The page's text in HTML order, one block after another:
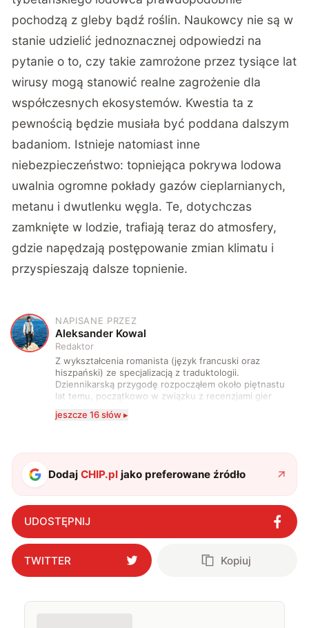
pochodzą z gleby bądź roślin. Naukowcy nie są w
stanie udzielić jednoznacznej odpowiedzi na
pytanie o to, czy takie zamrożone przez tysiące lat
wirusy mogą stanowić realne zagrożenie dla
współczesnych ekosystemów. Kwestia ta z
pewnością będzie musiała być poddana dalszym
badaniom. Istnieje natomiast inne
niebezpieczeństwo: topniejąca pokrywa lodowa
uwalnia ogromne pokłady gazów cieplarnianych,
metanu i dwutlenku węgla. Te, dotychczas
zamknięte w lodzie, trafiają teraz do atmosfery,
gdzie napędzają postępowanie zmian klimatu i
przyspieszają dalsze topnienie.
A
NAPISANE PRZEZ
Aleksander Kowal
Redaktor
Z wykształcenia romanista (język francuski oraz
hiszpański) ze specjalizacją z traduktologii.
Dziennikarską przygodę rozpocząłem około piętnastu
lat temu, początkowo w związku z recenzjami gier
zdecydowanie częściej na tematy związane z nauką
także uprawiać oraz oglądać sport.
jeszcze 16 słów ▸
DodajCHIP.pl jako preferowane źródło
UDOSTĘPNIJ
TWITTER Kopiuj